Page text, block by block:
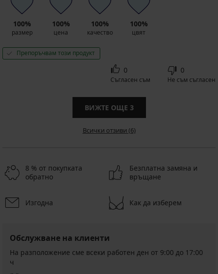
100%
размер
100%
цена
100%
качество
100%
цвят
Препоръчвам този продукт
0
Съгласен съм
0
Не съм съгласен
ВИЖТЕ ОЩЕ 3
Всички отзиви (6)
8 % от покупката
обратно
Безплатна замяна и
връщане
Изгодна Как да изберем
Обслужване на клиенти
На разположение сме всеки работен ден от 9:00 до 17:00
ч